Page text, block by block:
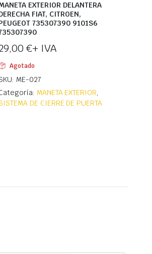
EXTERIOR DELANTERA
FIAT, CITROEN,
735307390 9101S6
€+ IVA
Agotado
ME-027
MANETA EXTERIOR,
DE CIERRE DE PUERTA